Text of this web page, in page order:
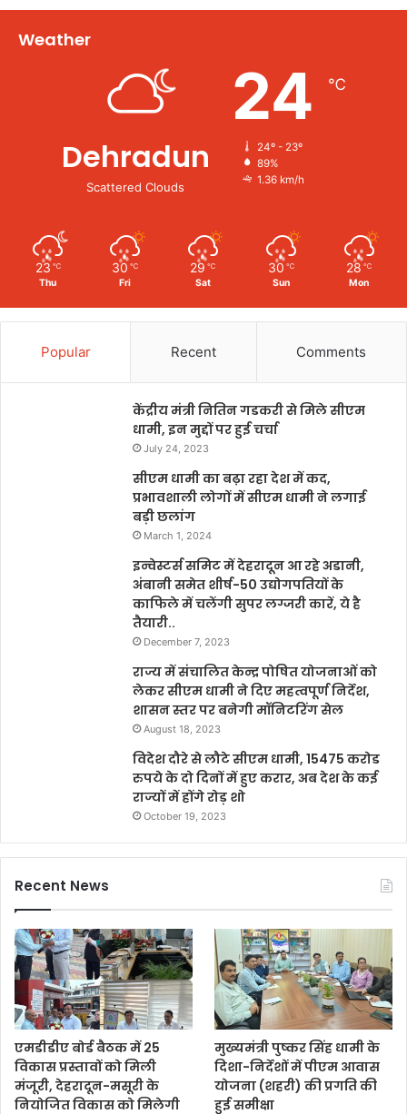
Weather
Dehradun
Scattered Clouds
24 ℃
24º - 23º
89%
1.36 km/h
23 ℃
Thu
30 ℃
Fri
29 ℃
Sat
30 ℃
Sun
28 ℃
Mon
Popular Recent Comments
केंद्रीय मंत्री नितिन गडकरी से मिले सीएम
धामी, इन मुद्दों पर हुई चर्चा
July 24, 2023
सीएम धामी का बढ़ा रहा देश में कद,
प्रभावशाली लोगों में सीएम धामी ने लगाई
बड़ी छलांग
March 1, 2024
इन्वेस्टर्स समिट में देहरादून आ रहे अडानी,
अंबानी समेत शीर्ष-50 उद्योगपतियों के
काफिले में चलेंगी सुपर लग्जरी कारें, ये है
तैयारी..
December 7, 2023
राज्य में संचालित केन्द्र पोषित योजनाओं को
लेकर सीएम धामी ने दिए महत्वपूर्ण निर्देश,
शासन स्तर पर बनेगी मॉनिटरिंग सेल
August 18, 2023
विदेश दौरे से लौटे सीएम धामी, 15475 करोड
रुपये के दो दिनों में हुए करार, अब देश के कई
राज्यों में होंगे रोड़ शो
October 19, 2023
Recent News
एमडीडीए बोर्ड बैठक में 25
विकास प्रस्तावों को मिली
मंजूरी, देहरादून-मसूरी के
नियोजित विकास को मिलेगी
मुख्यमंत्री पुष्कर सिंह धामी के
दिशा-निर्देशों में पीएम आवास
योजना (शहरी) की प्रगति की
हुई समीक्षा